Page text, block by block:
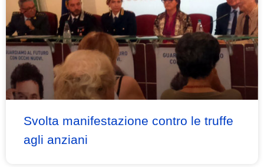
Svolta manifestazione contro le truffe
agli anziani